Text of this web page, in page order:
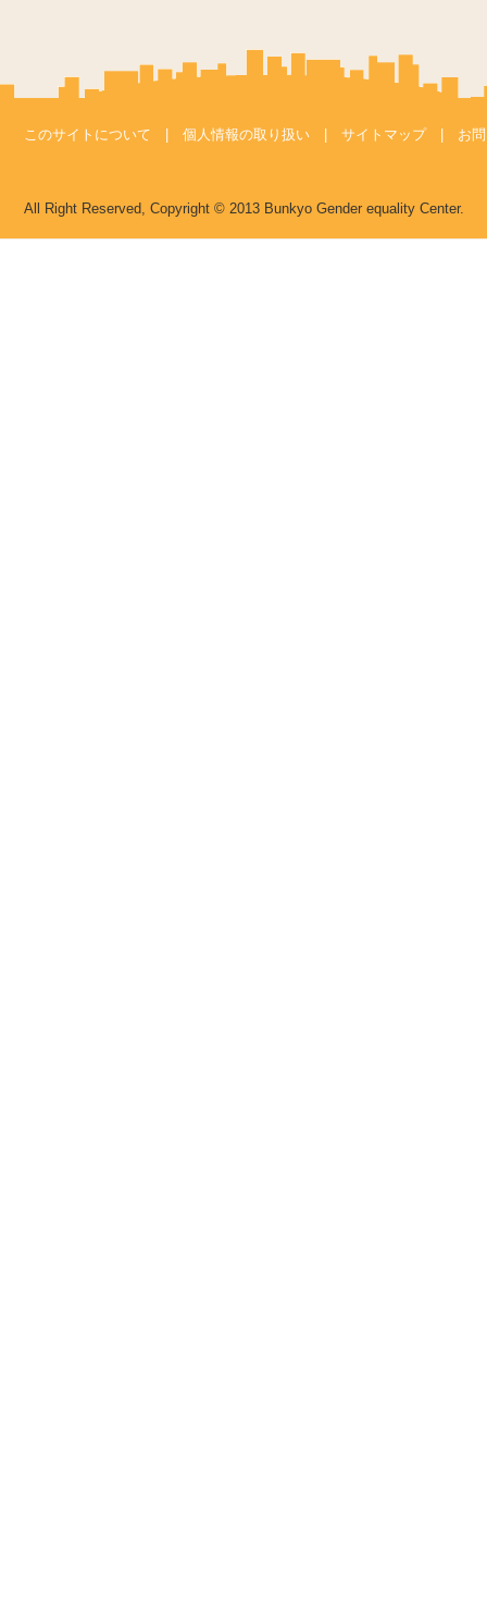
このサイトについて 個人情報の取り扱い サイトマップ| お
All Right Reserved, Copyright © 2013 Bunkyo Gender equality Center.